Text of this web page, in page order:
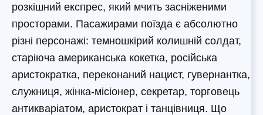
розкішний експрес, який мчить засніженими
просторами. Пасажирами поїзда є абсолютно
різні персонажі: темношкірий колишній солдат,
старіюча американська кокетка, російська
аристократка, переконаний нацист, гувернантка,
служниця, жінка-місіонер, секретар, торговець
антикваріатом, аристократ і танцівниця. Що